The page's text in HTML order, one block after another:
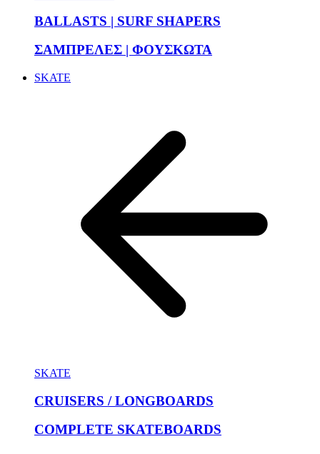
BALLASTS | SURF SHAPERS
ΣΑΜΠΡΕΛΕΣ | ΦΟΥΣΚΩΤΑ
SKATE
SKATE
CRUISERS / LONGBOARDS
COMPLETE SKATEBOARDS